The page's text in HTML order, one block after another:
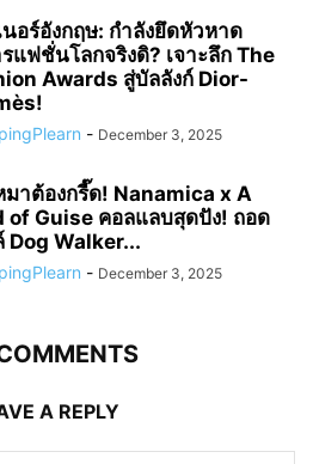
นอร์อังกฤษ: กำลังยึดหัวหาด
แฟชั่นโลกจริงดิ? เจาะลึก The
Awards สู่บัลลังก์ Dior-
- December 3, 2025
มาต้องกรี๊ด! Nanamica x A
of Guise คอลแลบสุดปัง! ถอด
Dog Walker...
- December 3, 2025
A REPLY